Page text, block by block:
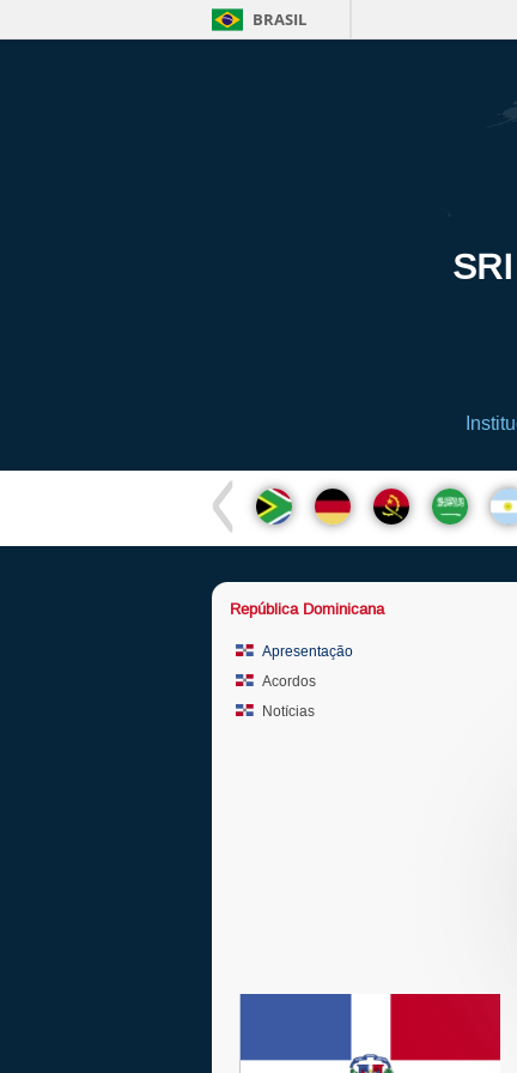
BRASIL
República Dominicana
Apresentação
Acordos
Notícias